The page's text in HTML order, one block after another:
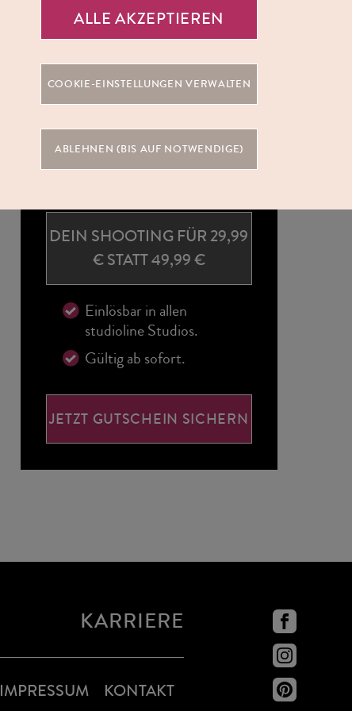
DEIN SHOOTING FÜR 29,99
€ STATT 49,99 €
Einlösbar in allen
studioline Studios.
Gültig ab sofort.
JETZT GUTSCHEIN SICHERN
ALLE AKZEPTIEREN
COOKIE-EINSTELLUNGEN VERWALTEN
ABLEHNEN (BIS AUF NOTWENDIGE)
KARRIERE
IMPRESSUM KONTAKT